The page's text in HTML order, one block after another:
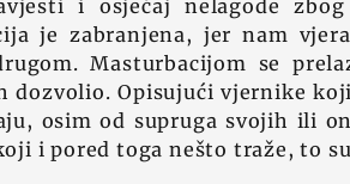
i osjećaj nelagode
je zabranjena, jer nam
Masturbacijom se
dozvolio. Opisujući vjernike
osim od supruga svojih ili
i pored toga nešto traže, to